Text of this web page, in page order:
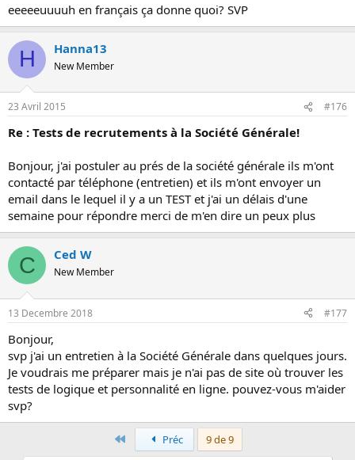
eeeeeuuuuh en français ça donne quoi? SVP
H Hanna13
New Member
23 Avril 2015 #176
Re : Tests de recrutements à la Société Générale!
Bonjour, j'ai postuler au prés de la société générale ils m'ont
contacté par téléphone (entretien) et ils m'ont envoyer un
email dans le lequel il y a un TEST et j'ai un délais d'une
semaine pour répondre merci de m'en dire un peux plus
C Ced W
New Member
13 Decembre 2018 #177
Bonjour,
svp j'ai un entretien à la Société Générale dans quelques jours.
Je voudrais me préparer mais je n'ai pas de site où trouver les
tests de logique et personnalité en ligne. pouvez-vous m'aider
svp?
PremierPréc 9 de 9